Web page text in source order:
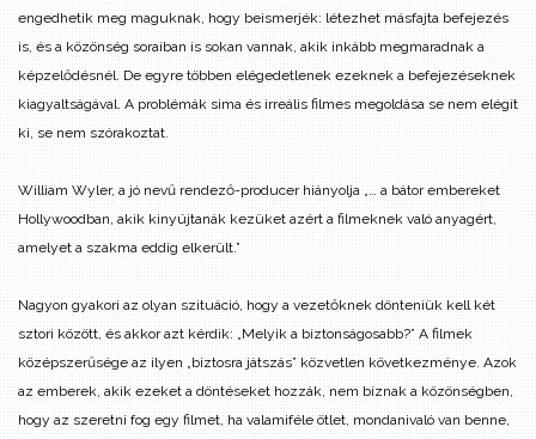
engedhetik meg maguknak, hogy beismerjék: létezhet másfajta befejezés
is, és a közönség soraiban is sokan vannak, akik inkább megmaradnak a
képzelődésnél. De egyre többen elégedetlenek ezeknek a befejezéseknek
kiagyaltságával. A problémák sima és irreális filmes megoldása se nem elégít
ki, se nem szórakoztat.
William Wyler, a jó nevű rendező-producer hiányolja „… a bátor embereket
Hollywoodban, akik kinyújtanák kezüket azért a filmeknek való anyagért,
amelyet a szakma eddig elkerült.”
Nagyon gyakori az olyan szituáció, hogy a vezetőknek dönteniük kell két
sztori között, és akkor azt kérdik: „Melyik a biztonságosabb?” A filmek
középszerűsége az ilyen „biztosra játszás” közvetlen következménye. Azok
az emberek, akik ezeket a döntéseket hozzák, nem bíznak a közönségben,
hogy az szeretni fog egy filmet, ha valamiféle ötlet, mondanivaló van benne,